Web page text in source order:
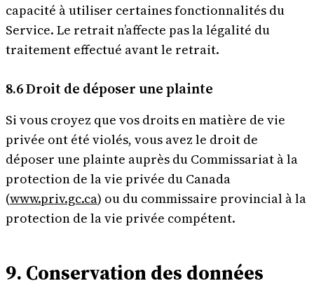
capacité à utiliser certaines fonctionnalités du
Service. Le retrait n’affecte pas la légalité du
traitement effectué avant le retrait.
8.6 Droit de déposer une plainte
Si vous croyez que vos droits en matière de vie
privée ont été violés, vous avez le droit de
déposer une plainte auprès du Commissariat à la
protection de la vie privée du Canada
(www.priv.gc.ca) ou du commissaire provincial à la
protection de la vie privée compétent.
9. Conservation des données